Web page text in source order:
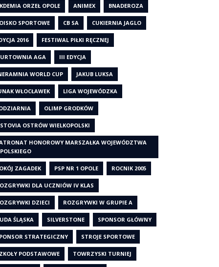
ORZEŁ OPOLE ANIMEX BNADEROZA
SPORTOWE CB SA CUKIERNIA JAGLO
2016 FESTIWAL PIŁKI RĘCZNEJ
AGA III EDYCJA
WORLD CUP JAKUB LUKSA
WŁOCŁAWEK LIGA WOJEWÓDZKA
OLIMP GRODKÓW
OSTRÓW WIELKOPOLSKI
HONOROWY MARSZAŁKA WOJEWÓDZTWA
ZAGADEK PSP NR 1 OPOLE ROCNIK 2005
DLA UCZNIÓW IV KLAS
DZIECI ROZGRYWKI W GRUPIE A
ŚLĄSKA SILVERSTONE SPONSOR GŁÓWNY
STRATEGICZNY STROJE SPORTOWE
PODSTAWOWE TOWRZYSKI TURNIEJ